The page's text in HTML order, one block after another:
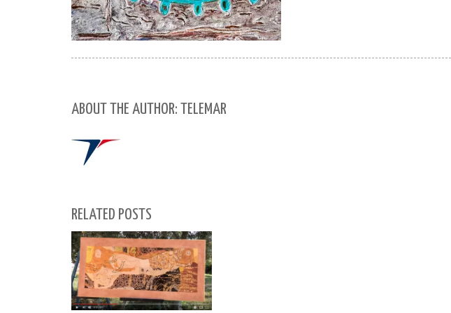
ABOUT THE AUTHOR: TELEMAR
RELATED POSTS